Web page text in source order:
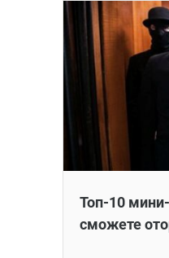
Топ-10
сможете